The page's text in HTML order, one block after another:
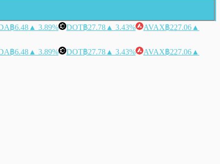
฿6.48 ▲ 3.89% DOT฿27.78 ▲ 3.43% AVAX฿227.06 ▲
฿6.48 ▲ 3.89% DOT฿27.78 ▲ 3.43% AVAX฿227.06 ▲